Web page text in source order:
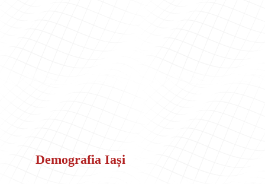
Demografia Iași